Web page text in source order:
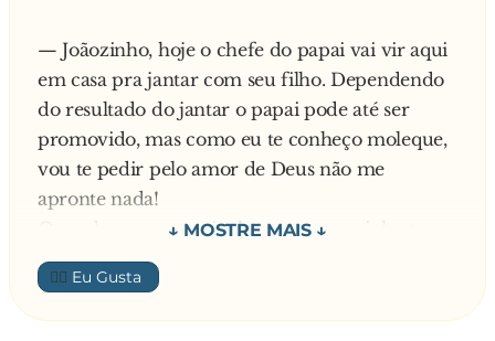
— Quanto custa?
— 40 reais!
— Caramba! Não tem uma mais baratinha?
Aí o atendente se encheu, foi lá pra dentro e
voltou com um pote na mão.
— Toma, são três reais!
— O que é isso?
enfia a muleta no cu e sai fantasiado de maçã
do amor!
— Joãozinho, hoje o chefe do papai vai vir aqui
em casa pra jantar com seu filho. Dependendo
do resultado do jantar o papai pode até ser
promovido, mas como eu te conheço moleque,
vou te pedir pelo amor de Deus não me
apronte nada!
Quando era umas oito horas a campainha tocou
e o pai do Joãozinho foi atender a porta, quando
ele olhou viu seu chefe e seu filho, mas o
filhinho do chefe não tinha as duas orelhas!
👍🏼